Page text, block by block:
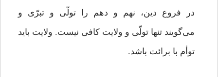
در فروع دین، نهم و دهم را تولّى و تبرّى و
مى‌‌گویند تنها تولّى و ولایت کافى نیست. ولایت باید
توأم با برائت باشد.